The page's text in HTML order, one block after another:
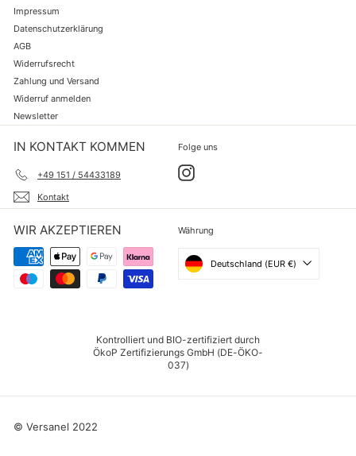
Impressum
Datenschutzerklärung
AGB
Widerrufsrecht
Zahlung und Versand
Widerruf anmelden
Newsletter
IN KONTAKT KOMMEN
+49 151 / 54433189
Kontakt
Folge uns
Instagram
WIR AKZEPTIEREN Währung
Deutschland (EUR €)
Kontrolliert und BIO-zertifiziert durch
ÖkoP Zertifizierungs GmbH (DE-ÖKO-
037)
© Versanel 2022